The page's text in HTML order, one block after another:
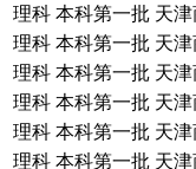
理科 本科第一批 天
理科 本科第一批 天
理科 本科第一批 天
理科 本科第一批 天
理科 本科第一批 天
理科 本科第一批 天